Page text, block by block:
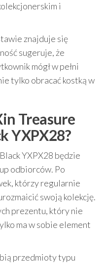
i
znajduje się
sugeruje, że
mógł w pełni
tylko obracać kostką w
Treasure
YXPX28?
YXPX28 będzie
odbiorców. Po
którzy regularnie
swoją kolekcję.
prezentu, który nie
ma w sobie element
przedmioty typu